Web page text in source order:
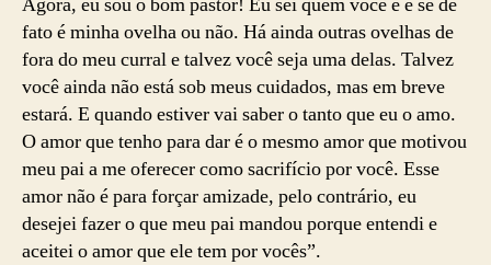
fato é minha ovelha ou não. Há ainda outras ovelhas de
fora do meu curral e talvez você seja uma delas. Talvez
você ainda não está sob meus cuidados, mas em breve
estará. E quando estiver vai saber o tanto que eu o amo.
O amor que tenho para dar é o mesmo amor que motivou
meu pai a me oferecer como sacrifício por você. Esse
amor não é para forçar amizade, pelo contrário, eu
desejei fazer o que meu pai mandou porque entendi e
aceitei o amor que ele tem por vocês”.